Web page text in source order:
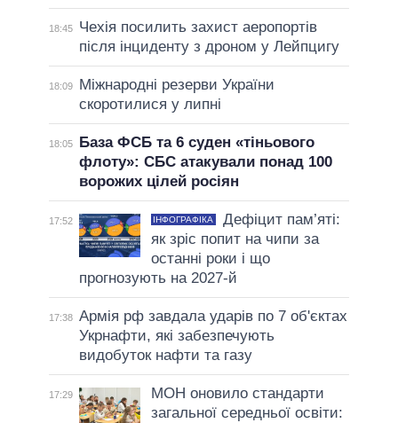
18:45
Чехія посилить захист аеропортів
після інциденту з дроном у Лейпцигу
18:09
Міжнародні резерви України
скоротилися у липні
18:05
База ФСБ та 6 суден «тіньового
флоту»: СБС атакували понад 100
ворожих цілей росіян
17:52 ІНФОГРАФІКА
Дефіцит пам’яті:
як зріс попит на чипи за
останні роки і що
прогнозують на 2027-й
17:38 Армія рф завдала ударів по 7 об'єктах
Укрнафти, які забезпечують
видобуток нафти та газу
17:29
МОН оновило стандарти
загальної середньої освіти: